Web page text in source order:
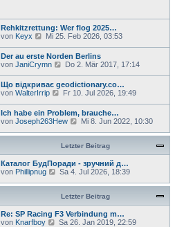
a
g
r
B
e
t
r
a
g
t
e
r
B
e
t
r
a
g
Rehkitzrettung: Wer flog 2025…
von Keyx
N
u
e
s
t
e
r
e
i
t
r
Mi 25. Feb 2026, 03:53
Der au erste Norden Berlins
von JaniCrymn
N
e
s
t
e
r
e
i
t
r
a
Do 2. Mär 2017, 17:14
Що відкриває geodictionary.co…
von WalterIrrip
N
u
e
s
t
e
r
e
i
t
a
g
Fr 10. Jul 2026, 19:49
Ich habe ein Problem, brauche…
von Joseph263Hew
N
u
e
s
t
e
B
e
i
t
r
Mi 8. Jun 2022, 10:30
Letzter Beitrag
Каталог БудПоради - зручний д…
von Phillipnug
N
u
s
t
e
Sa 4. Jul 2026, 18:39
Letzter Beitrag
Re: SP Racing F3 Verbindung m…
von Knarfboy
N
Sa 26. Jan 2019, 22:59